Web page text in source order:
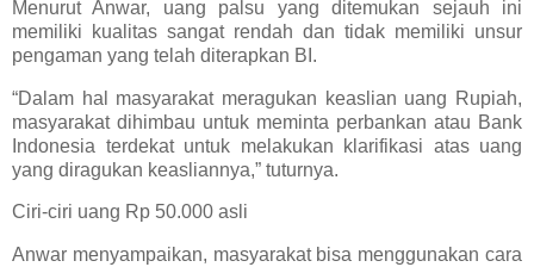
Menurut Anwar, uang palsu yang ditemukan sejauh ini
memiliki kualitas sangat rendah dan tidak memiliki unsur
pengaman yang telah diterapkan BI.
“Dalam hal masyarakat meragukan keaslian uang Rupiah,
masyarakat dihimbau untuk meminta perbankan atau Bank
Indonesia terdekat untuk melakukan klarifikasi atas uang
yang diragukan keasliannya,” tuturnya.
Ciri-ciri uang Rp 50.000 asli
Anwar menyampaikan, masyarakat bisa menggunakan cara